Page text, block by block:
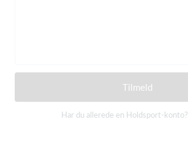
Tilmeld
Har du allerede en Holdsport-konto?